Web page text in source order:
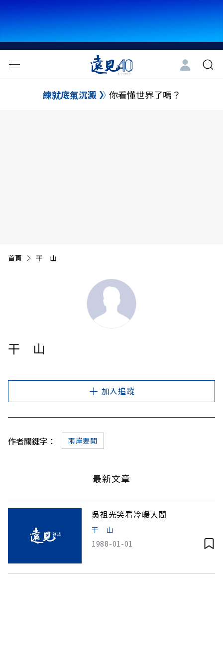
練就底氣沉澱 你看懂世界了嗎？
首頁 目前頁面：
干 山
干 山
加入追蹤
作者關鍵字： 兩岸要聞
最新文章
吳祖光笑看冷暖人間
干 山
1988-01-01